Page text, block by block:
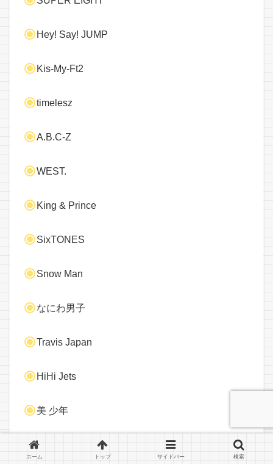
Hey! Say! JUMP
Kis-My-Ft2
timelesz
A.B.C-Z
WEST.
King & Prince
SixTONES
Snow Man
なにわ男子
Travis Japan
HiHi Jets
美 少年
7 MEN 侍
ホーム トップ サイドバー 検索